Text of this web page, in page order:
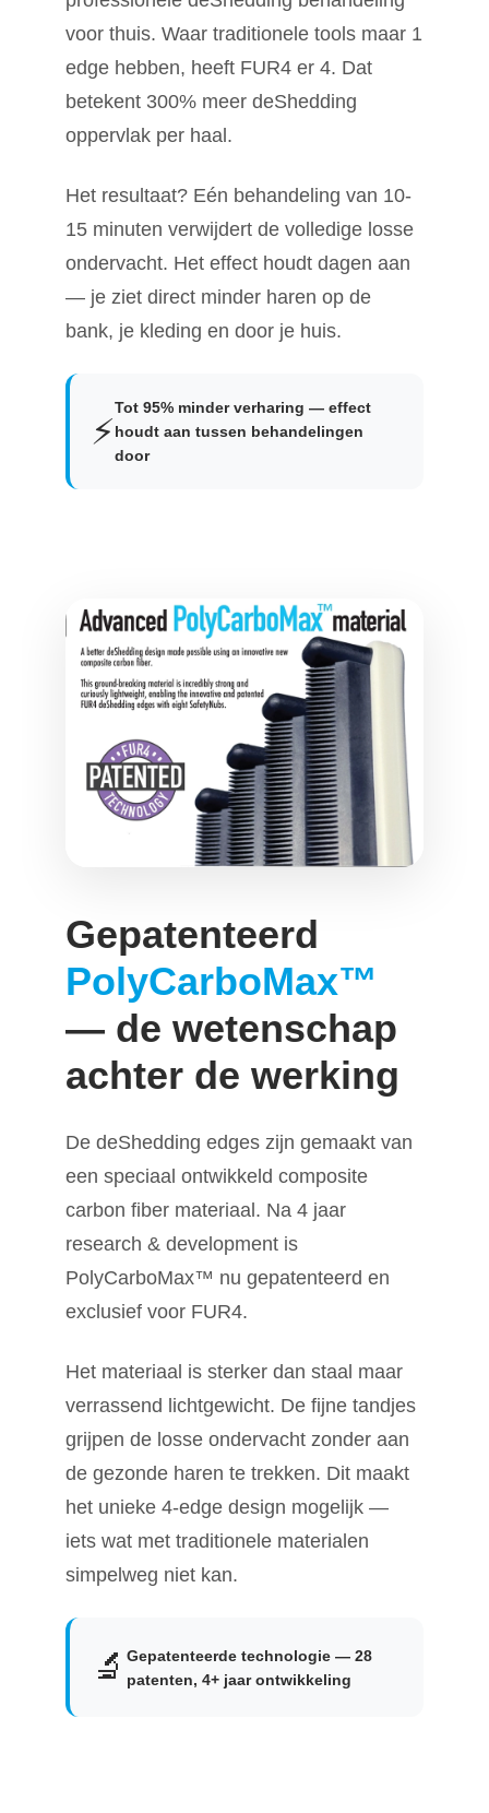
voor thuis. Waar traditionele tools maar 1
edge hebben, heeft FUR4 er 4. Dat
betekent 300% meer deShedding
oppervlak per haal.
Het resultaat? Eén behandeling van 10-
15 minuten verwijdert de volledige losse
ondervacht. Het effect houdt dagen aan
— je ziet direct minder haren op de
bank, je kleding en door je huis.
⚡
Tot 95% minder verharing — effect
houdt aan tussen behandelingen
door
Gepatenteerd
PolyCarboMax™
— de wetenschap
achter de werking
De deShedding edges zijn gemaakt van
een speciaal ontwikkeld composite
carbon fiber materiaal. Na 4 jaar
research & development is
PolyCarboMax™ nu gepatenteerd en
exclusief voor FUR4.
Het materiaal is sterker dan staal maar
verrassend lichtgewicht. De fijne tandjes
grijpen de losse ondervacht zonder aan
de gezonde haren te trekken. Dit maakt
het unieke 4-edge design mogelijk —
iets wat met traditionele materialen
simpelweg niet kan.
🔬 Gepatenteerde technologie — 28
patenten, 4+ jaar ontwikkeling